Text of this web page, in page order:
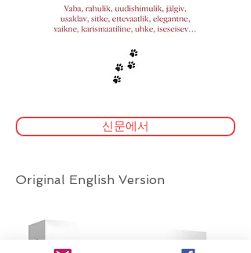
신문에서
Original English Version